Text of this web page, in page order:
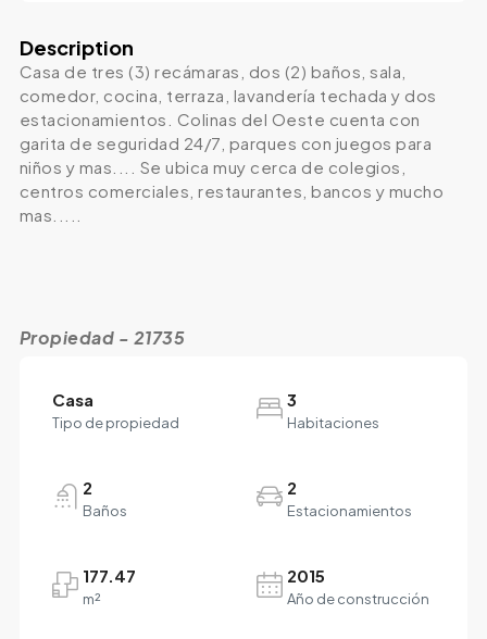
Description
Casa de tres (3) recámaras, dos (2) baños, sala,
comedor, cocina, terraza, lavandería techada y dos
estacionamientos. Colinas del Oeste cuenta con
garita de seguridad 24/7, parques con juegos para
niños y mas.... Se ubica muy cerca de colegios,
centros comerciales, restaurantes, bancos y mucho
mas.....
Propiedad - 21735
Casa
Tipo de propiedad
3
Habitaciones
2
Baños
2
Estacionamientos
177.47
m²
2015
Año de construcción